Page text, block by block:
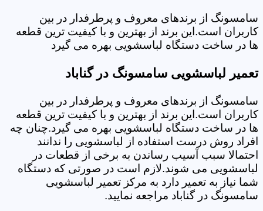
سامسونگ از برندهای معروف و پرطرفدار در بین
کاربران است.این برند از بهترین و با کیفیت ترین قطعه
ها در ساخت دستگاه لباسشویی بهره می گیرد
تعمیر لباسشویی سامسونگ در گناباد
سامسونگ از برندهای معروف و پرطرفدار در بین
کاربران است.این برند از بهترین و با کیفیت ترین قطعه
ها در ساخت دستگاه لباسشویی بهره می گیرد.چنان چه
افراد روش درست استفاده از لباسشویی را ندانند
احتمالا سبب آسیب رساندن به برخی از قطعات در
لباسشویی می شوند.لازم است در صورتی که دستگاه
شما نیاز به تعمیر دارد به مرکز تعمیر لباسشویی
سامسونگ در گناباد مراجعه نمایید.